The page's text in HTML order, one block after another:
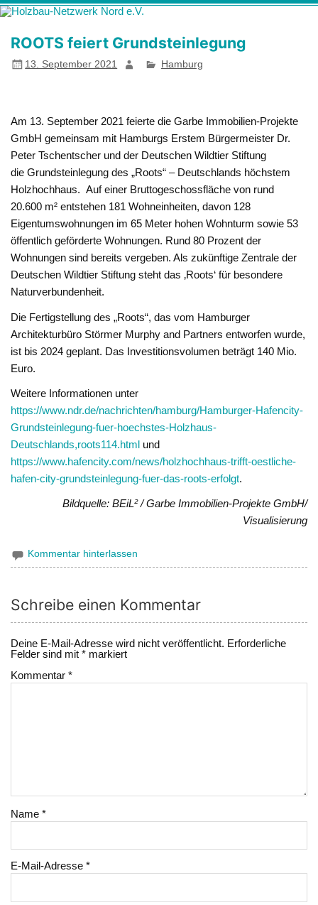
Zum
Inhalt
Holzbau-
Netzwerk Nord
e.V.
Förderung von Bildung im Themenfeld "Holz als klimafreundlicher
ROOTS feiert Grundsteinlegung
13. September 2021 Hamburg
Am 13. September 2021 feierte die Garbe Immobilien-Projekte
GmbH gemeinsam mit Hamburgs Erstem Bürgermeister Dr.
Peter Tschentscher und der Deutschen Wildtier Stiftung
die Grundsteinlegung des „Roots“ – Deutschlands höchstem
Holzhochhaus. Auf einer Bruttogeschossfläche von rund
20.600 m² entstehen 181 Wohneinheiten, davon 128
Eigentumswohnungen im 65 Meter hohen Wohnturm sowie 53
öffentlich geförderte Wohnungen. Rund 80 Prozent der
Wohnungen sind bereits vergeben. Als zukünftige Zentrale der
Deutschen Wildtier Stiftung steht das ‚Roots‘ für besondere
Naturverbundenheit.
Die Fertigstellung des „Roots“, das vom Hamburger
Architekturbüro Störmer Murphy and Partners entworfen wurde,
ist bis 2024 geplant. Das Investitionsvolumen beträgt 140 Mio.
Euro.
Weitere Informationen unter
https://www.ndr.de/nachrichten/hamburg/Hamburger-Hafencity-
Grundsteinlegung-fuer-hoechstes-Holzhaus-
Deutschlands,roots114.html und
https://www.hafencity.com/news/holzhochhaus-trifft-oestliche-
hafen-city-grundsteinlegung-fuer-das-roots-erfolgt.
Bildquelle: BEiL² / Garbe Immobilien-Projekte GmbH/
Visualisierung
Kommentar hinterlassen
Schreibe einen Kommentar
Deine E-Mail-Adresse wird nicht veröffentlicht. Erforderliche
Felder sind mit* markiert
Kommentar*
Name*
E-Mail-Adresse*